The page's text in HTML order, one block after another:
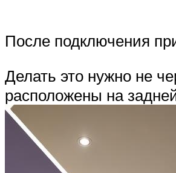
После подключения
Делать это нужно не
расположены на